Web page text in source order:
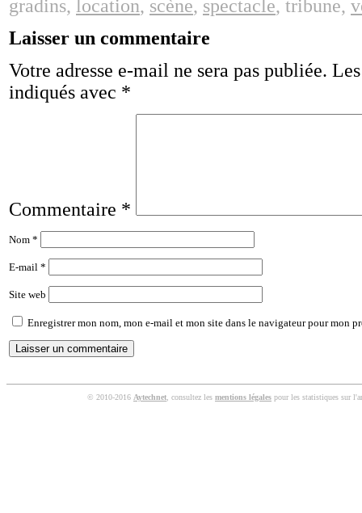
gradins, location, scène, spectacle, tribune,
Laisser un commentaire
Votre adresse e-mail ne sera pas publiée.
indiqués avec *
Commentaire *
Nom *
E-mail *
Site web
Enregistrer mon nom, mon e-mail et mon site dans le navigateur pour mon
© 2010-2016 Aytechnet , consultez les mentions légales pour les statistiques sur